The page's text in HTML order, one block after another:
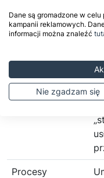
Procesy
Dane są gromadzone w
kampanii reklamowych.
informacji można znaleźć
Nie zgadzam się